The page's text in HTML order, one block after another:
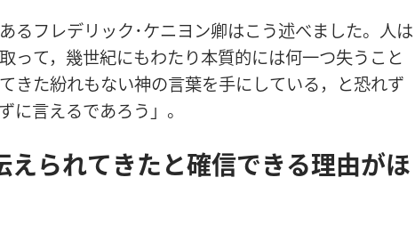
るフレデリック･ケニヨン卿はこう述べました。 人は
取って， 幾世紀にもわたり本質的には何一つ失うこと
きた紛れもない神の言葉を手にしている，と恐れず
に言えるであろう」。
えられてきたと確信できる理由がほ